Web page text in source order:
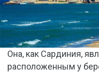
Она, как Сардиния,
расположенным у